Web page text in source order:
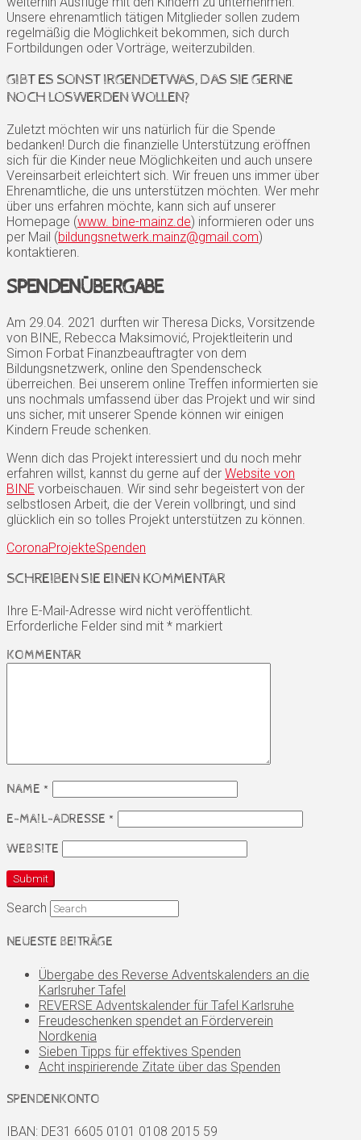
Unsere ehrenamtlich tätigen Mitglieder sollen zudem
regelmäßig die Möglichkeit bekommen, sich durch
Fortbildungen oder Vorträge, weiterzubilden.
GIBT ES SONST IRGENDETWAS, DAS SIE GERNE
NOCH LOSWERDEN WOLLEN?
Zuletzt möchten wir uns natürlich für die Spende
bedanken! Durch die finanzielle Unterstützung eröffnen
sich für die Kinder neue Möglichkeiten und auch unsere
Vereinsarbeit erleichtert sich. Wir freuen uns immer über
Ehrenamtliche, die uns unterstützen möchten. Wer mehr
über uns erfahren möchte, kann sich auf unserer
Homepage (www. bine-mainz.de) informieren oder uns
per Mail (bildungsnetwerk.mainz@gmail.com)
kontaktieren.
SPENDENÜBERGABE
Am 29.04. 2021 durften wir Theresa Dicks, Vorsitzende
von BINE, Rebecca Maksimović, Projektleiterin und
Simon Forbat Finanzbeauftragter von dem
Bildungsnetzwerk, online den Spendenscheck
überreichen. Bei unserem online Treffen informierten sie
uns nochmals umfassend über das Projekt und wir sind
uns sicher, mit unserer Spende können wir einigen
Kindern Freude schenken.
Wenn dich das Projekt interessiert und du noch mehr
erfahren willst, kannst du gerne auf der Website von
BINE vorbeischauen. Wir sind sehr begeistert von der
selbstlosen Arbeit, die der Verein vollbringt, und sind
glücklich ein so tolles Projekt unterstützen zu können.
CoronaProjekteSpenden
SCHREIBEN SIE EINEN KOMMENTAR
Ihre E-Mail-Adresse wird nicht veröffentlicht.
Erforderliche Felder sind mit * markiert
KOMMENTAR
NAME *
E-MAIL-ADRESSE *
WEBSITE
Search
NEUESTE BEITRÄGE
Übergabe des Reverse Adventskalenders an die
Karlsruher Tafel
REVERSE Adventskalender für Tafel Karlsruhe
Freudeschenken spendet an Förderverein
Nordkenia
Sieben Tipps für effektives Spenden
Acht inspirierende Zitate über das Spenden
SPENDENKONTO
IBAN: DE31 6605 0101 0108 2015 59